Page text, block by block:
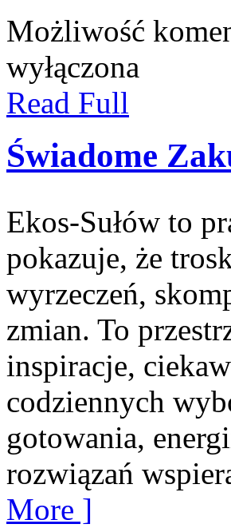
Możliwość
wyłączona
Read Full
Świadome
Ekos-Sułów to
pokazuje, że
wyrzeczeń,
zmian. To
inspiracje,
codziennych
gotowania,
rozwiązań
More ]